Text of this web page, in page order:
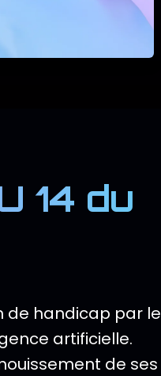
14 du
de handicap par le
artificielle.
de ses